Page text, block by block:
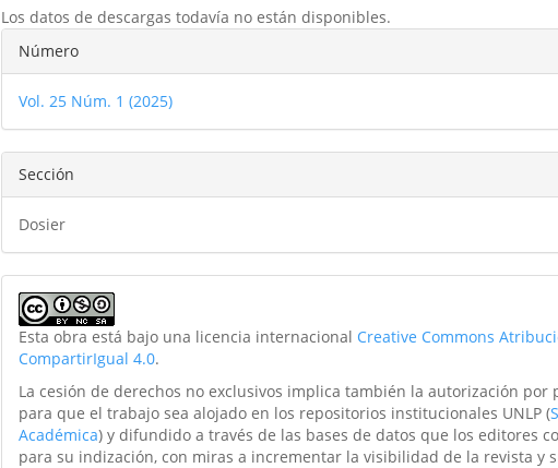
Los datos de descargas todavía no están disponibles.
Detalles
del
artículo
Número
Vol. 25 Núm. 1 (2025)
Sección
Dosier
Esta obra está bajo una licencia internacional Creative Commons
CompartirIgual 4.0.
La cesión de derechos no exclusivos implica también la autorización por
para que el trabajo sea alojado en los repositorios institucionales UNLP (
Académica) y difundido a través de las bases de datos que los editores
para su indización, con miras a incrementar la visibilidad de la revista y